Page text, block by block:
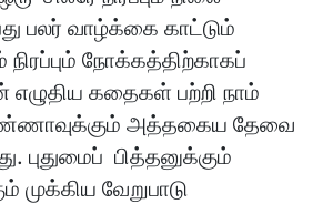
பலர் வாழ்க்கை காட்டும்
நோக்கத்திற்காகப்
எழுதிய கதைகள் பற்றி நாம்
அத்தகைய தேவை
புதுமைப் பித்தனுக்கும்
வேறுபாடு